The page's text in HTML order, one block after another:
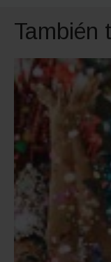
También